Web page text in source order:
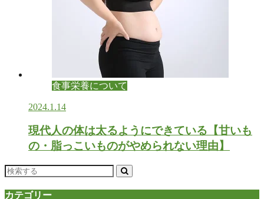
食事栄養について
2024.1.14
現代人の体は太るようにできている【甘いも
の・脂っこいものがやめられない理由】
カテゴリー